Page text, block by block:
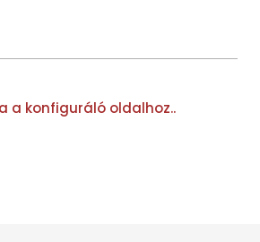
a konfiguráló oldalhoz..